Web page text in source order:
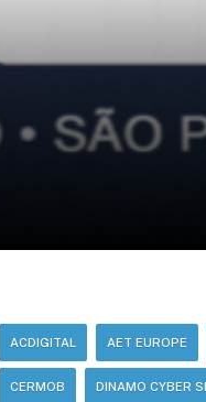
ACDIGITAL AET EUROPE
CERMOB DINAMO CYBER